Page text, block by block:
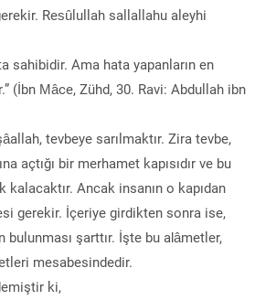
Resûlullah sallallahu aleyhi
sahibidir. Ama hata yapanların en
(İbn Mâce, Zühd, 30. Ravi: Abdullah ibn
tevbeye sarılmaktır. Zira tevbe,
açtığı bir merhamet kapısıdır ve bu
kalacaktır. Ancak insanın o kapıdan
gerekir. İçeriye girdikten sonra ise,
bulunması şarttır. İşte bu alâmetler,
mesabesindedir.
ki,